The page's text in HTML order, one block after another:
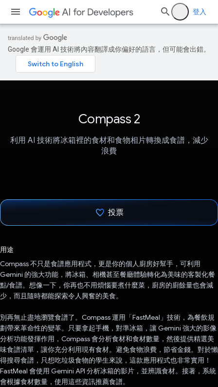
登入
Google 會運用 AI 技術將內容翻譯成你偏好的語言，但可能會出錯。
Compass 2
利用 AI 技術將冰箱裡的食材和食物相片轉換成食譜，減少
浪費
投票
用途
Compass 不只是食譜應用程式，更是你的個人廚房好幫手，可利用
Gemini 的強大功能，將冰箱、相機甚至餐廳體驗轉化為美味的客製化餐
點/食譜。想像一下，你再也不用煩惱要煮什麼菜，廚房的廚餘量也會減
少，而且隨時都能探索令人興奮的美食。
別再無止盡地瀏覽食譜了。Compass 運用「FastMeal」技術，為餐飲規
劃帶來革命性的變革。只要拿起手機，對準冰箱，讓 Gemini 強大的影像
分析功能發揮作用，Compass 會分析食材和食材數量，然後提供精選美
味食譜清單，讓你充分利用現有食材。避免食物浪費，節省金錢。對於懶
得搜尋食譜，只想吃垃圾食物的學生來說，這款應用程式也非常實用！
FastMeal 會使用 Gemini API 分析冰箱的影片，並辨識食材。接著，系統
會根據食材數量，使用這些資訊推薦食譜。